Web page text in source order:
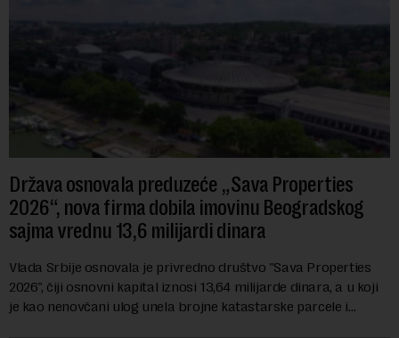
Država osnovala preduzeće „Sava Properties
2026“, nova firma dobila imovinu Beogradskog
sajma vrednu 13,6 milijardi dinara
Vlada Srbije osnovala je privredno društvo "Sava Properties
2026", čiji osnovni kapital iznosi 13,64 milijarde dinara, a u koji
je kao nenovčani ulog unela brojne katastarske parcele i